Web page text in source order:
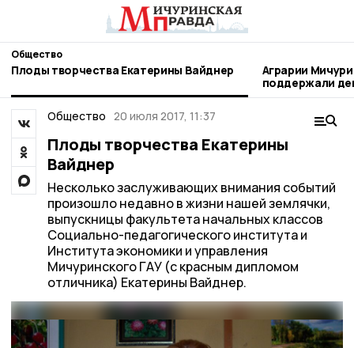
Общество
Плоды творчества Екатерины Вайднер
Аграрии
поддержали день
труда
Общество 20 июля 2017, 11:37
Плоды творчества Екатерины
Вайднер
Несколько заслуживающих внимания событий
произошло недавно в жизни нашей землячки,
выпускницы факультета начальных классов
Социально-педагогического института и
Института экономики и управления
Мичуринского ГАУ (с красным дипломом
отличника) Екатерины Вайднер.